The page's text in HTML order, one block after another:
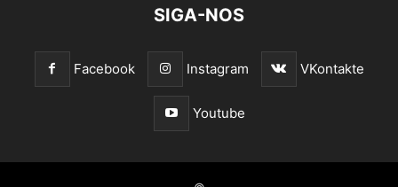
SIGA-NOS
Facebook Instagram VKontakte
Youtube